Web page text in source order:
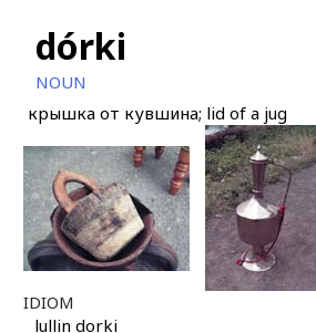
dórki
NOUN
крышка от кувшина; lid of a jug
IDIOM
lullin dorki